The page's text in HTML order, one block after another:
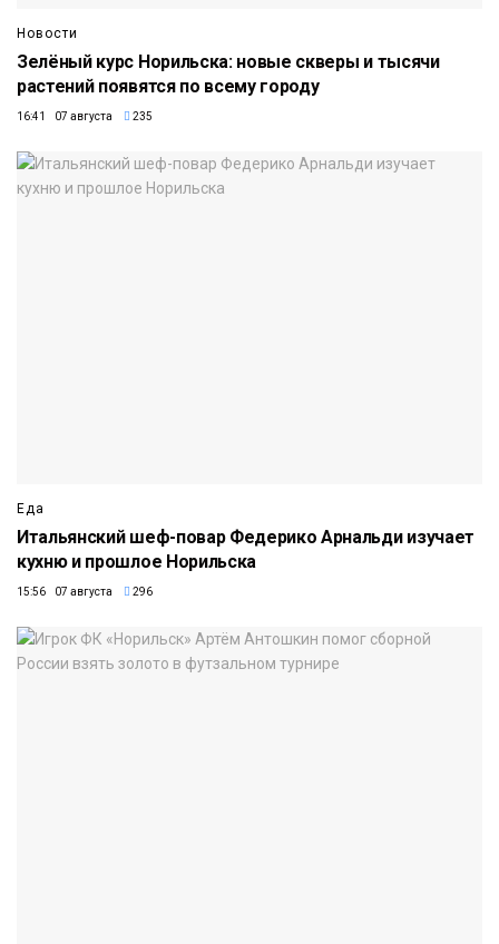
Новости
Зелёный курс Норильска: новые скверы и тысячи
растений появятся по всему городу
16:41 07 августа 235
Еда
Итальянский шеф-повар Федерико Арнальди изучает
кухню и прошлое Норильска
15:56 07 августа 296